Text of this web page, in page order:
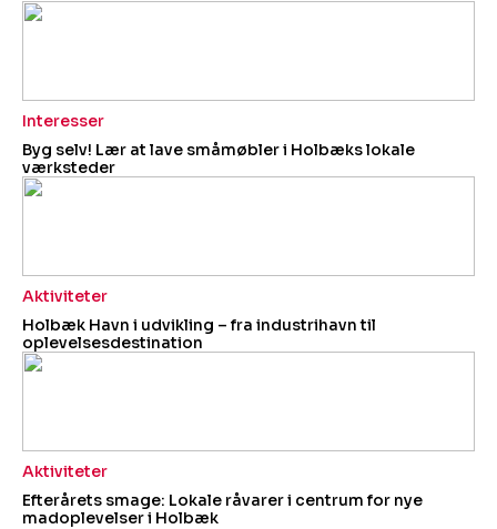
Byg selv! Lær at lave småmøbler i Holbæks lokale
værksteder
Interesser
Holbæk Havn i udvikling – fra industrihavn til
oplevelsesdestination
Aktiviteter
Efterårets smage: Lokale råvarer i centrum for nye
madoplevelser i Holbæk
Aktiviteter